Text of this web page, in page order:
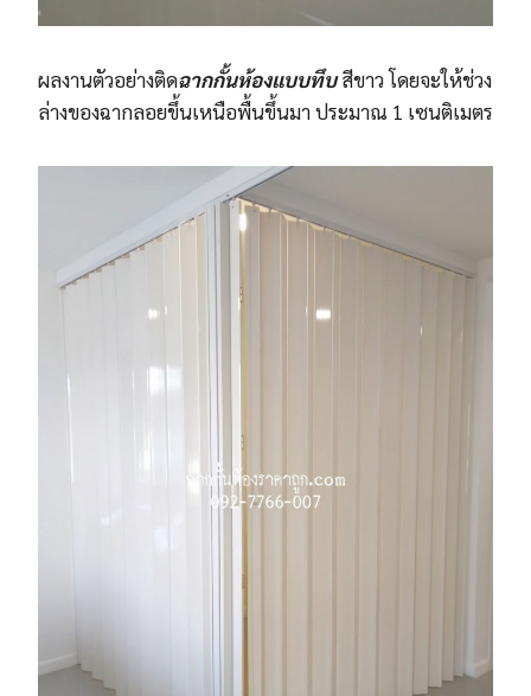
ผลงานตัวอย่างติดฉากกั้นห้องแบบทึบสีขาว โดยจะให้ช่วง
ล่างของฉากลอยขึ้นเหนือพื้นขึ้นมา ประมาณ 1 เซนติเมตร